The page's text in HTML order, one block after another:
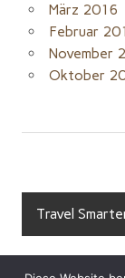
März 2016
Februar
November
Oktober
Travel